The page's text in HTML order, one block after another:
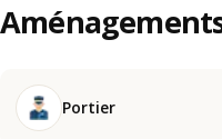
Portier